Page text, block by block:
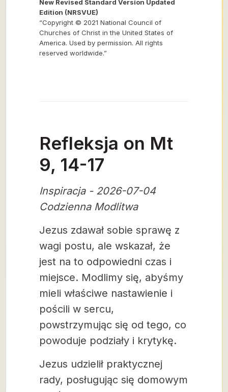
New Revised Standard Version Updated
Edition (NRSVUE)
“Copyright © 2021 National Council of
Churches of Christ in the United States of
America. Used by permission. All rights
reserved worldwide.”
Refleksja on Mt
9, 14-17
Inspiracja - 2026-07-04
Codzienna Modlitwa
Jezus zdawał sobie sprawę z
wagi postu, ale wskazał, że
jest na to odpowiedni czas i
miejsce. Modlimy się, abyśmy
mieli właściwe nastawienie i
pościli w sercu,
powstrzymując się od tego, co
powoduje podziały i krytykę.
Jezus udzielił praktycznej
rady, posługując się domowym